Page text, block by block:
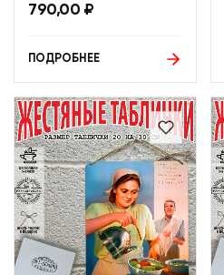
790,00 ₽
ПОДРОБНЕЕ